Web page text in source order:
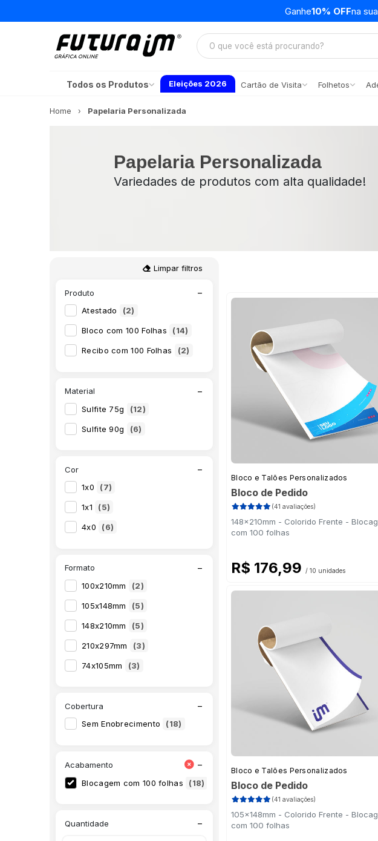
Ganhe10% OFFna sua
Todos os Produtos Eleições 2026 Cartão de Visita Folhetos
Home Papelaria Personalizada
Papelaria Personalizada
Variedades de produtos com alta qualidade!
Limpar filtros
Produto −
Atestado (2)
Bloco com 100 Folhas (14)
Recibo com 100 Folhas (2)
Material −
Sulfite 75g (12)
Sulfite 90g (6)
Cor −
1x0 (7)
1x1 (5)
4x0 (6)
Formato −
100x210mm (2)
105x148mm (5)
148x210mm (5)
210x297mm (3)
74x105mm (3)
Cobertura −
Sem Enobrecimento (18)
Acabamento −
Blocagem com 100 folhas (18)
Quantidade −
Bloco e Talões Personalizados
Bloco de Pedido
(41 avaliações)
148x210mm - Colorido Frente -
com 100 folhas
R$ 176,99 / 10 unidades
Bloco e Talões Personalizados
Bloco de Pedido
(41 avaliações)
105x148mm - Colorido Frente -
com 100 folhas